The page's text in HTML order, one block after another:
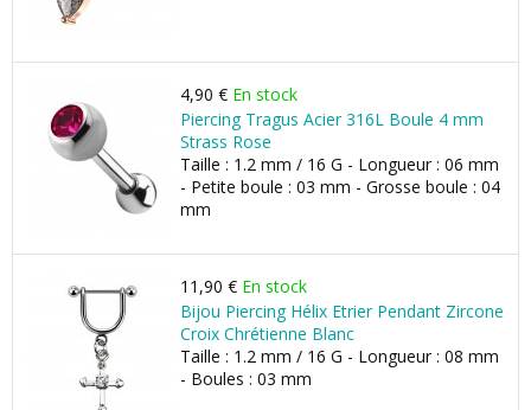
4,90 € En stock
Piercing Tragus Acier 316L Boule 4 mm
Strass Rose
Taille : 1.2 mm / 16 G - Longueur : 06 mm
- Petite boule : 03 mm - Grosse boule : 04
mm
11,90 € En stock
Bijou Piercing Hélix Etrier Pendant Zircone
Croix Chrétienne Blanc
Taille : 1.2 mm / 16 G - Longueur : 08 mm
- Boules : 03 mm